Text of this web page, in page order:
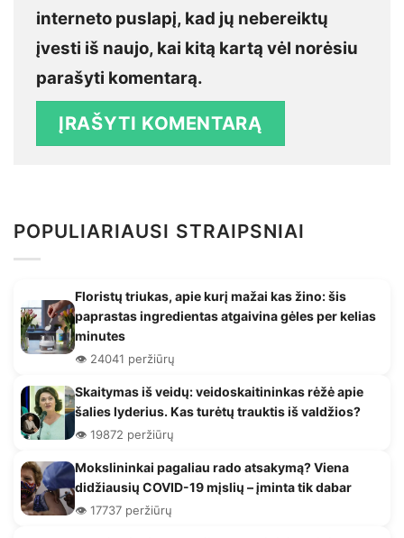
interneto puslapį, kad jų nebereiktų
įvesti iš naujo, kai kitą kartą vėl norėsiu
parašyti komentarą.
POPULIARIAUSI STRAIPSNIAI
Floristų triukas, apie kurį mažai kas žino: šis
paprastas ingredientas atgaivina gėles per kelias
minutes
👁️ 24041 peržiūrų
Skaitymas iš veidų: veidoskaitininkas rėžė apie
šalies lyderius. Kas turėtų trauktis iš valdžios?
👁️ 19872 peržiūrų
Mokslininkai pagaliau rado atsakymą? Viena
didžiausių COVID-19 mįslių – įminta tik dabar
👁️ 17737 peržiūrų